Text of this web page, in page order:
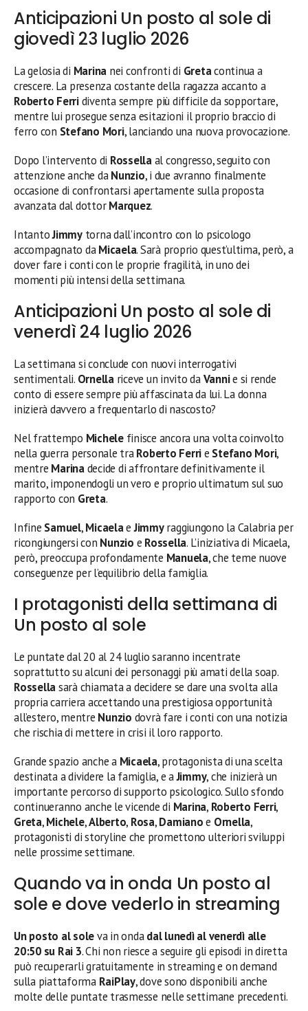
Anticipazioni Un posto al sole di
giovedì 23 luglio 2026
La gelosia di Marina nei confronti di Gretacontinua a
crescere. La presenza costante della ragazza accanto a
Roberto Ferridiventa sempre più difficile da sopportare,
mentre lui prosegue senza esitazioni il proprio braccio di
ferro con Stefano Mori, lanciando una nuova provocazione.
Dopo l’intervento di Rossellaal congresso, seguito con
attenzione anche daNunzio, i due avranno finalmente
occasione di confrontarsi apertamente sulla proposta
avanzata dal dottorMarquez.
IntantoJimmytorna dall’incontro con lo psicologo
accompagnato daMicaela. Sarà proprio quest’ultima, però, a
dover fare i conti con le proprie fragilità, in uno dei
momenti più intensi della settimana.
Anticipazioni Un posto al sole di
venerdì 24 luglio 2026
La settimana si conclude con nuovi interrogativi
sentimentali. Ornellariceve un invito daVannie si rende
conto di essere sempre più affascinata da lui. La donna
inizierà davvero a frequentarlo di nascosto?
Nel frattempo Michelefinisce ancora una volta coinvolto
nella guerra personale traRoberto Ferrie Stefano Mori,
mentre Marinadecide di affrontare definitivamente il
marito, imponendogli un vero e proprio ultimatum sul suo
rapporto con Greta.
Infine Samuel,MicaelaeJimmyraggiungono la Calabria per
ricongiungersi con Nunzio e Rossella. L’iniziativa di Micaela,
però, preoccupa profondamente Manuela, che teme nuove
conseguenze per l’equilibrio della famiglia.
I protagonisti della settimana di
Un posto al sole
Le puntate dal 20 al 24 luglio saranno incentrate
soprattutto su alcuni dei personaggi più amati della soap.
Rossellasarà chiamata a decidere se dare una svolta alla
propria carriera accettando una prestigiosa opportunità
all’estero, mentre Nunzio dovrà fare i conti con una notizia
che rischia di mettere in crisi il loro rapporto.
Grande spazio anche a Micaela, protagonista di una scelta
destinata a dividere la famiglia, e aJimmy, che inizierà un
importante percorso di supporto psicologico. Sullo sfondo
continueranno anche le vicende di Marina, Roberto Ferri,
Greta,Michele,Alberto, Rosa,Damianoe Ornella,
protagonisti di storyline che promettono ulteriori sviluppi
nelle prossime settimane.
Quando va in onda Un posto al
sole e dove vederlo in streaming
Un posto al soleva in ondadal lunedì al venerdì alle
20:50 su Rai 3. Chi non riesce a seguire gli episodi in diretta
può recuperarli gratuitamente in streaming e on demand
sulla piattaforma RaiPlay, dove sono disponibili anche
molte delle puntate trasmesse nelle settimane precedenti.